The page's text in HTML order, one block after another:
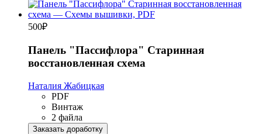
500₽
Панель "Пассифлора" Старинная
восстановленная схема
Наталия Жабицкая
PDF
Винтаж
2 файла
Заказать доработку